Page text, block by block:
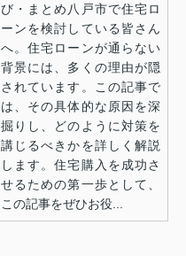
び・まとめ八戸市で住宅ロ
ーンを検討している皆さん
へ。住宅ローンが通らない
背景には、多くの理由が隠
されています。この記事で
は、その具体的な原因を深
掘りし、どのように対策を
講じるべきかを詳しく解説
します。住宅購入を成功さ
せるための第一歩として、
この記事をぜひお役...